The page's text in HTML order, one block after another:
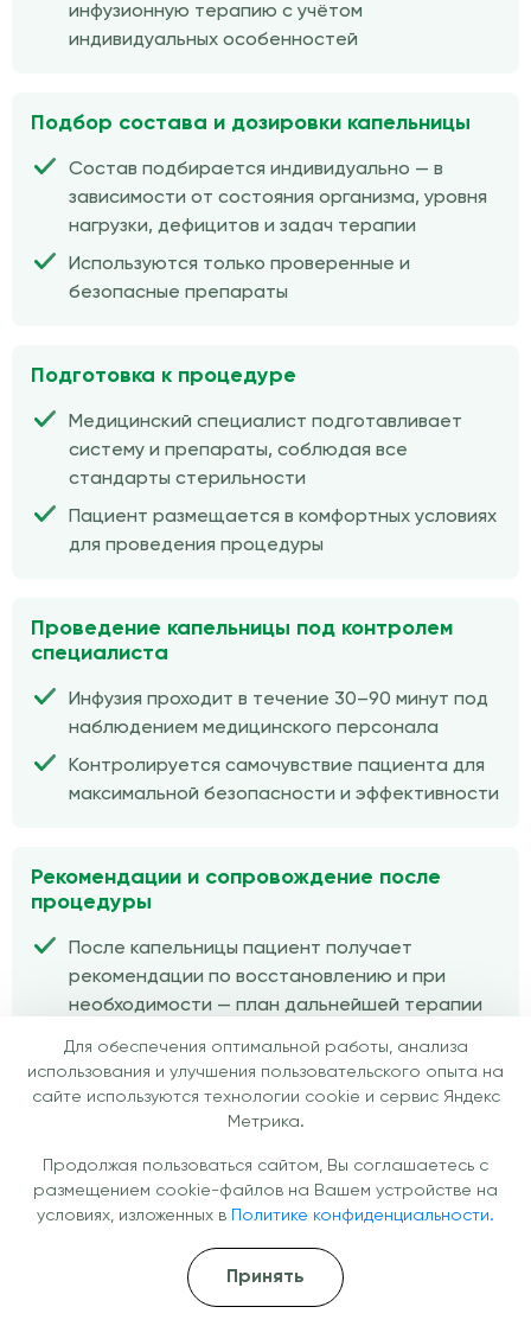
инфузионную терапию с учётом
индивидуальных особенностей
Подбор состава и дозировки капельницы
Состав подбирается индивидуально — в
зависимости от состояния организма, уровня
нагрузки, дефицитов и задач терапии
Используются только проверенные и
безопасные препараты
Подготовка к процедуре
Медицинский специалист подготавливает
систему и препараты, соблюдая все
стандарты стерильности
Пациент размещается в комфортных условиях
для проведения процедуры
Проведение капельницы под контролем
специалиста
Инфузия проходит в течение 30–90 минут под
наблюдением медицинского персонала
Контролируется самочувствие пациента для
максимальной безопасности и эффективности
Рекомендации и сопровождение после
процедуры
После капельницы пациент получает
рекомендации по восстановлению и при
необходимости — план дальнейшей терапии
Возможен подбор курса процедур для
достижения устойчивого результата
Отзывы
Отзывы наших пациентов о
медицинских услугах
Для обеспечения оптимальной работы, анализа
использования и улучшения пользовательского опыта на
сайте используются технологии cookie и сервис Яндекс
Метрика.
Продолжая пользоваться сайтом, Вы соглашаетесь с
размещением cookie-файлов на Вашем устройстве на
условиях, изложенных в
Политике конфиденциальности.
Принять